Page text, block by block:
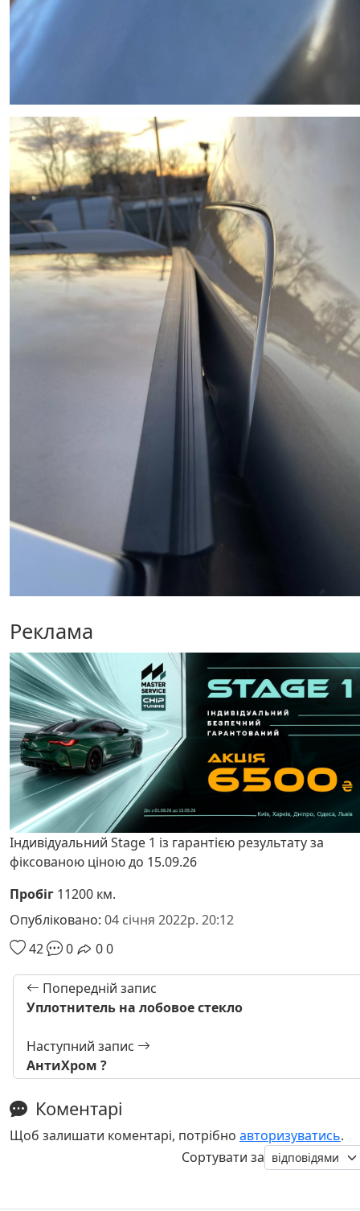
Реклама
Індивідуальний Stage 1 із гарантією результату за
фіксованою ціною до 15.09.26
Пробіг 11200 км.
Опубліковано: 04 січня 2022р. 20:12
42
0 00
Попередній запис
Уплотнитель на лобовое стекло
Наступний запис
АнтиХром ?
Коментарі
Щоб залишати коментарі, потрібно авторизуватись.
Сортувати за